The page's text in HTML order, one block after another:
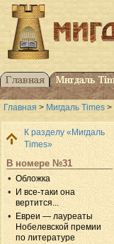
Главная > Мигдаль Times >
К разделу «Мигдаль
Times»
В номере №31
Обложка
И все-таки она
вертится...
Евреи — лауреаты
Нобелевской премии
по литературе